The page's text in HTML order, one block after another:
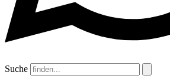
Suche